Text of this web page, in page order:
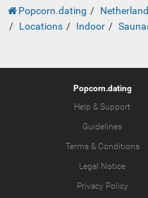
Popcorn.dating
Locations
Indoor
Popcorn.dating
Help & Support
Guidelines
Terms & Conditions
Legal Notice
Privacy Policy